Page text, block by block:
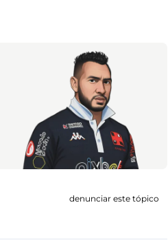
denunciar este tópico